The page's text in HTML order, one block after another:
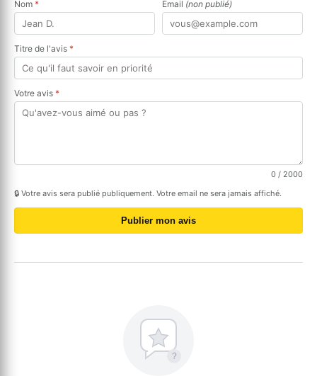
Nom * Email (non publié)
Titre de l'avis *
Votre avis *
0 / 2000
🔒 Votre avis sera publié publiquement. Votre email ne sera jamais affiché.
Publier mon avis
?